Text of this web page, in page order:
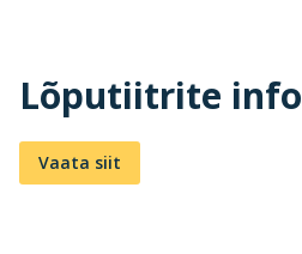
Lõputiitrite info
Vaata siit